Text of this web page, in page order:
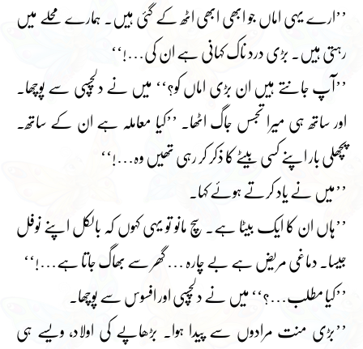
’’ارے یہی اماں جو ابھی ابھی اٹھ کے گئی ہیں۔ ہمارے محلے میں
رہتی ہیں۔ بڑی درد ناک کہانی ہے ان کی…!‘‘
’’آپ جانتے ہیں ان بڑی اماں کو؟‘‘ میں نے دلچسپی سے پوچھا۔
اور ساتھ ہی میرا تجسس جاگ اٹھا۔ ’’کیا معاملہ ہے ان کے ساتھ۔
پچھلی بار اپنے کسی بیٹے کا ذکر کر رہی تھیں وہ…!‘‘
’’میں نے یاد کرتے ہوئے کہا۔
’’ہاں ان کا ایک بیٹا ہے۔ سچ مانو تو یہی کہوں کہ بالکل اپنے نوفل
جیسا۔ دماغی مریض ہے بے چارہ … گھر سے بھاگ جاتا ہے…!‘‘
’’کیا مطلب…؟‘‘ میں نے دلچسپی اور افسوس سے پوچھا۔
’’بڑی منت مرادوں سے پیدا ہوا۔ بڑھاپے کی اولاد، ویسے ہی